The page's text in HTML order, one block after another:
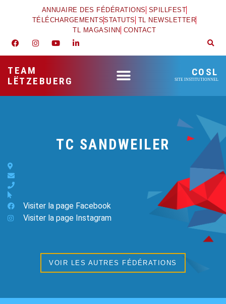
ANNUAIRE DES FÉDÉRATIONS SPILLFEST
TÉLÉCHARGEMENTSSTATUTS TL NEWSLETTER
TL MAGASINN CONTACT
TEAM
LËTZEBUERG
COSL
SITE INSTITUTIONNEL
TC SANDWEILER
Visiter la page Facebook
Visiter la page Instagram
VOIR LES AUTRES FÉDÉRATIONS